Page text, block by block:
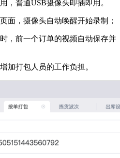
，普通USB摄像头即插即用。
面，摄像头自动唤醒开始录制；
，前一个订单的视频自动保存并
加打包人员的工作负担。